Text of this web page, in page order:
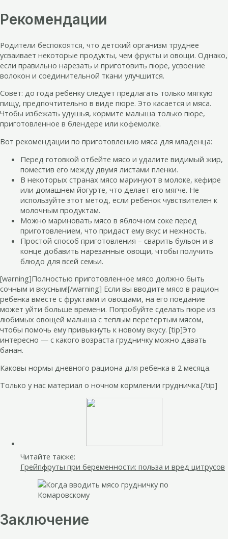
Рекомендации
Родители беспокоятся, что детский организм труднее
усваивает некоторые продукты, чем фрукты и овощи. Однако,
если правильно нарезать и приготовить пюре, усвоение
волокон и соединительной ткани улучшится.
Совет: до года ребенку следует предлагать только мягкую
пищу, предпочтительно в виде пюре. Это касается и мяса.
Чтобы избежать удушья, кормите малыша только пюре,
приготовленное в блендере или кофемолке.
Вот рекомендации по приготовлению мяса для младенца:
Перед готовкой отбейте мясо и удалите видимый жир,
поместив его между двумя листами пленки.
В некоторых странах мясо маринуют в молоке, кефире
или домашнем йогурте, что делает его мягче. Не
используйте этот метод, если ребенок чувствителен к
молочным продуктам.
Можно мариновать мясо в яблочном соке перед
приготовлением, что придаст ему вкус и нежность.
Простой способ приготовления – сварить бульон и в
конце добавить нарезанные овощи, чтобы получить
блюдо для всей семьи.
[warning]Полностью приготовленное мясо должно быть
сочным и вкусным![/warning] Если вы вводите мясо в рацион
ребенка вместе с фруктами и овощами, на его поедание
может уйти больше времени. Попробуйте сделать пюре из
любимых овощей малыша с теплым перетертым мясом,
чтобы помочь ему привыкнуть к новому вкусу. [tip]Это
интересно — с какого возраста грудничку можно давать
банан.
Каковы нормы дневного рациона для ребенка в 2 месяца.
Только у нас материал о ночном кормлении грудничка.[/tip]
Читайте также:
Грейпфруты при беременности: польза и вред цитрусов
Заключение